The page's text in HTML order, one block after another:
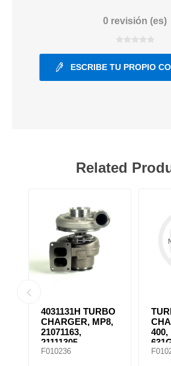
0 revisión (es)
ESCRIBE TU PROPIO
Related
4031131H TURBO
CHARGER, MP8,
21071163,
21111305
F010236
400,